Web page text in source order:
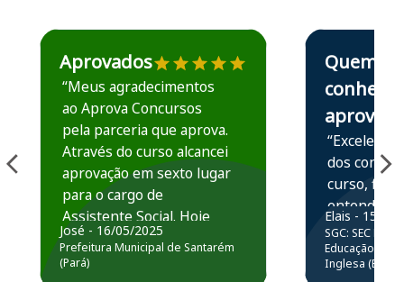
Estudante José recomenda o Aprova Concursos em
Aprovados
“Meus agradecimentos
ao Aprova Concursos
pela parceria que aprova.
Através do curso alcancei
aprovação em sexto lugar
para o cargo de
Assistente Social. Hoje
estou atuando na
Prefeitura de Santarém.
José - 16/05/2025
Prefeitura Municipal de Santarém
(Pará)
Estudante Elais
Quem
conhece,
aprova
“Excelente
dos
curso,
entender e
prática
resolução
questões.”
Elais - 15/07/
SGC: SEC BA
Educação
Inglesa (Edital